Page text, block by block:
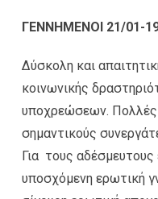
ΓΕΝΝΗΜΕΝΟΙ 21/01-
Δύσκολη και
κοινωνικής
υποχρεώσεων. Πολλές
σημαντικούς
Για τους
υποσχόμενη ερωτική